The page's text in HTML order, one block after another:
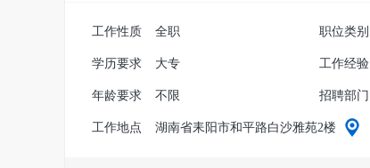
工作性质 全职 职位类别
学历要求 大专 工作经验
年龄要求 不限 招聘部门
工作地点 湖南省耒阳市和平路白沙雅苑2楼